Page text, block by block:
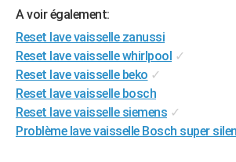
BONS PLANS
CARTE DE VOEUX
Carte de Noël
Carte Bonne année
Carte Saint-Valentin
Carte Pâques
Carte d'anniversaire
DICTIONNAIRE
Dictionnaire
Biographies
Citations
Expressions
Proverbes
PROGRAMME TV
A voir également:
Reset lave vaisselle zanussi
Reset lave vaisselle whirlpool ✓
Reset lave vaisselle beko ✓
Reset lave vaisselle bosch
Reset lave vaisselle siemens ✓
Problème lave vaisselle Bosch super